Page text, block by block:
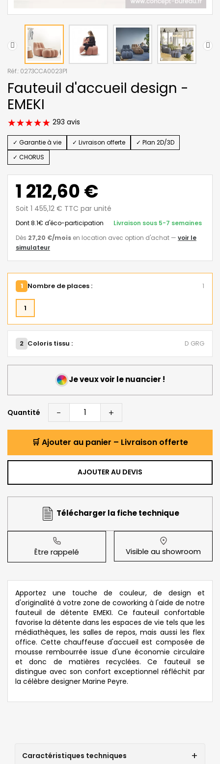
Réf.: 0273CCA0023P1
Fauteuil d'accueil design -
EMEKI
293 avis
✓ Garantie à vie ✓ Livraison offerte
✓ Plan 2D/3D
✓ CHORUS
1 212,60 €
Soit 1 455,12 € TTC par unité
Dont 8.1€ d'éco-participation
Livraison sous 5-7 semaines
Dès 27,20 €/mois en location avec option d'achat — voir le
simulateur
1 Nombre de places : 1
1
2 Coloris tissu : D GRG
Je veux voir le nuancier !
Quantité - +
🛒 Ajouter au panier – Livraison offerte
AJOUTER AU DEVIS
Télécharger la fiche technique
Être rappelé Visible au showroom
Apportez une touche de couleur, de design et
d'originalité à votre zone de coworking à l'aide de notre
fauteuil de détente EMEKI. Ce fauteuil confortable
favorise la détente dans les espaces de vie tels que les
médiathèques, les salles de repos, mais aussi les flex
office. Cette chauffeuse d'accueil est composée de
mousse rembourrée issue d'une économie circulaire
et donc de matières recyclées. Ce fauteuil se
distingue avec son confort exceptionnel réfléchit par
la célèbre designer Marine Peyre.
Caractéristiques techniques